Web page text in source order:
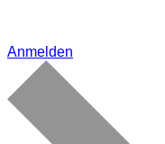
Anmelden